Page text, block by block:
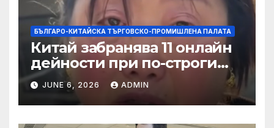
БЪЛГАРО-КИТАЙСКА ТЪРГОВСКО-ПРОМИШЛЕНА ПАЛАТА
Китай забранява 11 онлайн
дейности при по-строги
правила за ограничаване на
слуховете и
кибернасилниците
JUNE 6, 2026 ADMIN